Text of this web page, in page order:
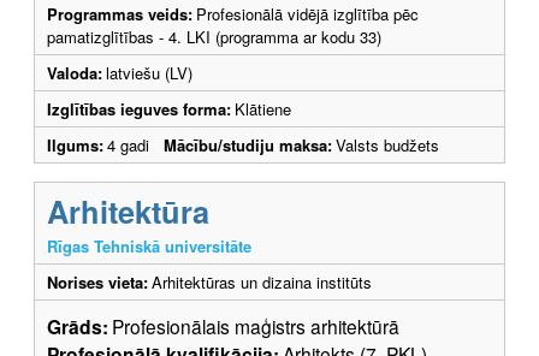
Programmas veids: Profesionālā vidējā izglītība pēc
pamatizglītības - 4. LKI (programma ar kodu 33)
Valoda:latviešu (LV)
Izglītības ieguves forma: Klātiene
Ilgums:4 gadi Mācību/studiju maksa:Valsts budžets
Arhitektūra
Rīgas Tehniskā universitāte
Norises vieta:Arhitektūras un dizaina institūts
Grāds: Profesionālais maģistrs arhitektūrā